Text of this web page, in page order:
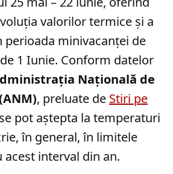
valorilor termice și a
minivacanței de
1 Iunie. Conform datelor
Națională de
, preluate de Stiri pe
pot aștepta la temperaturi
în general, în limitele
interval din an.